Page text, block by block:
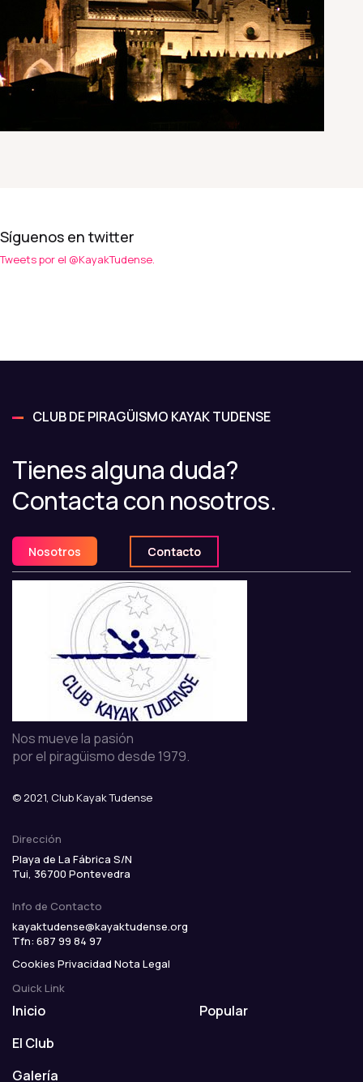
Síguenos en twitter
Tweets por el @KayakTudense.
CLUB DE PIRAGÜISMO KAYAK TUDENSE
Tienes alguna duda?
Contacta con nosotros.
Nosotros Contacto
Nos mueve la pasión
por el piragüismo desde 1979.
© 2021, Club Kayak Tudense
Dirección
Playa de La Fábrica S/N
Tui, 36700 Pontevedra
Info de Contacto
kayaktudense@kayaktudense.org
Tfn: 687 99 84 97
Cookies Privacidad Nota Legal
Quick Link
Inicio
El Club
Galería
Popular